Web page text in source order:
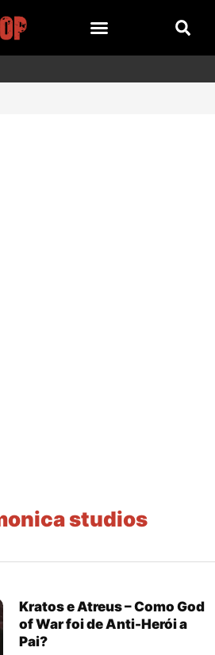
studios
Kratos e Atreus – Como God
of War foi de Anti-Herói a
Pai?